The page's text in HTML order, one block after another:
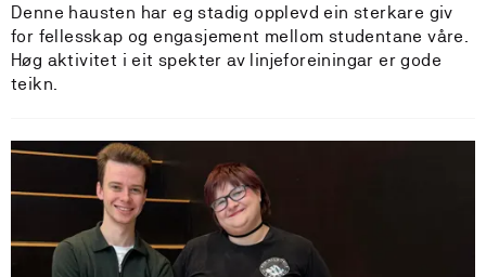
Denne hausten har eg stadig opplevd ein sterkare giv
for fellesskap og engasjement mellom studentane våre.
Høg aktivitet i eit spekter av linjeforeiningar er gode
teikn.